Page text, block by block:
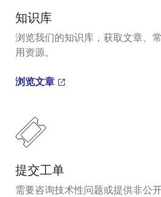
知识库
浏览我们的知识库，获取文章、
用资源。
浏览文章
提交工单
需要咨询技术性问题或提供非公